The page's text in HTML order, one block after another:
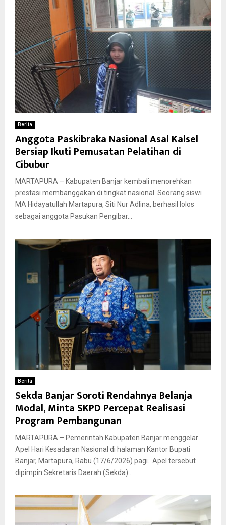
Berita
Anggota Paskibraka Nasional Asal Kalsel
Bersiap Ikuti Pemusatan Pelatihan di
Cibubur
MARTAPURA – Kabupaten Banjar kembali menorehkan
prestasi membanggakan di tingkat nasional. Seorang siswi
MA Hidayatullah Martapura, Siti Nur Adlina, berhasil lolos
sebagai anggota Pasukan Pengibar...
Berita
Sekda Banjar Soroti Rendahnya Belanja
Modal, Minta SKPD Percepat Realisasi
Program Pembangunan
MARTAPURA – Pemerintah Kabupaten Banjar menggelar
Apel Hari Kesadaran Nasional di halaman Kantor Bupati
Banjar, Martapura, Rabu (17/6/2026) pagi. Apel tersebut
dipimpin Sekretaris Daerah (Sekda)...